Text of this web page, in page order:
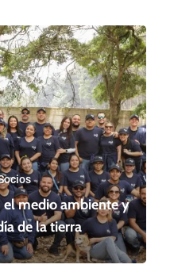
medio ambiente y
de la tierra